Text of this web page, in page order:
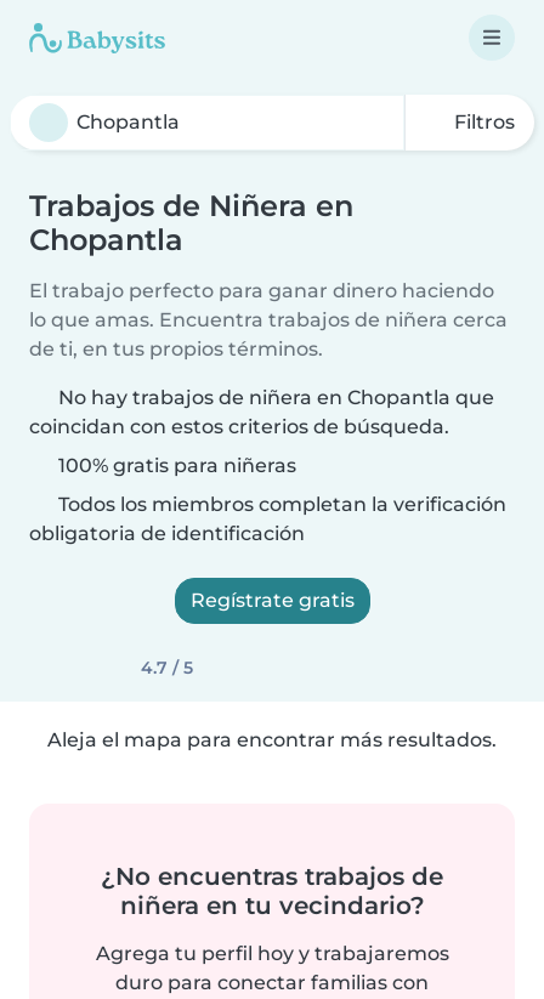
Filtros
Trabajos de Niñera en
Chopantla
El trabajo perfecto para ganar dinero haciendo
lo que amas. Encuentra trabajos de niñera cerca
de ti, en tus propios términos.
No hay trabajos de niñera en Chopantla que
coincidan con estos criterios de búsqueda.
100% gratis para niñeras
Todos los miembros completan la verificación
obligatoria de identificación
Regístrate gratis
4.7 / 5
Aleja el mapa para encontrar más resultados.
¿No encuentras trabajos de
niñera en tu vecindario?
Agrega tu perfil hoy y trabajaremos
duro para conectar familias con